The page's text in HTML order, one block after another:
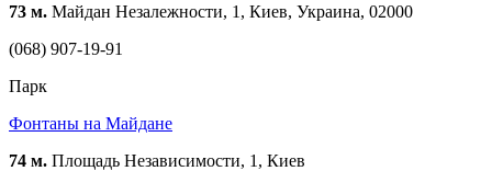
73 м. Майдан Незалежности, 1, Киев, Украина, 02000
(068) 907-19-91
Парк
Фонтаны на Майдане
74 м. Площадь Независимости, 1, Киев